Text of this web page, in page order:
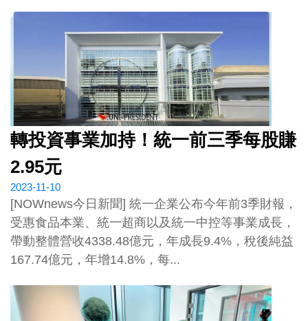
轉投資事業加持！統一前三季每股賺
2.95元
2023-11-10
[NOWnews今日新聞] 統一企業公布今年前3季財報，
受惠食品本業、統一超商以及統一中控等事業成長，
帶動整體營收4338.48億元，年成長9.4%，稅後純益
167.74億元，年增14.8%，每...